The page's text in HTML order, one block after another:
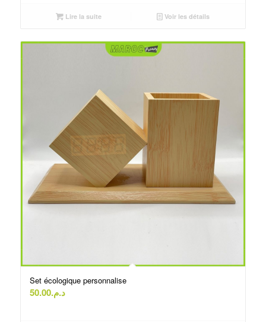
était :
Lire la suite Voir les détails
Set écologique personnalise
د.م.50.00